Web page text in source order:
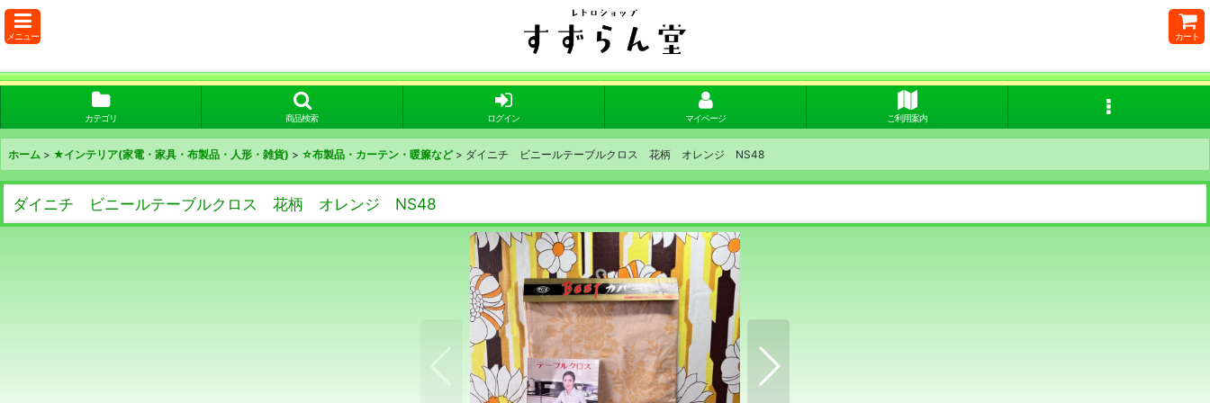
メニュー カート
カテゴリ 商品検索 ログイン マイページ ご利用案内
ホーム > ★インテリア(家電・家具・布製品・人形・雑貨) > ☆布製品・カーテン・暖簾など > ダイニチ ビニールテーブルクロス 花柄 オレンジ NS48
ダイニチ ビニールテーブルクロス 花柄 オレンジ NS48